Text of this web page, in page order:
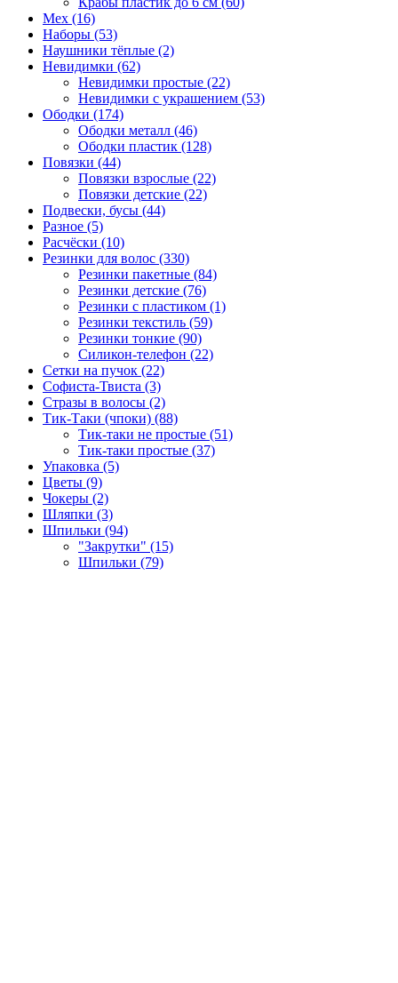
Мех (16)
Наборы (53)
Наушники тёплые (2)
Невидимки (62)
Невидимки простые (22)
Невидимки с украшением (53)
Ободки (174)
Ободки металл (46)
Ободки пластик (128)
Повязки (44)
Повязки взрослые (22)
Повязки детские (22)
Подвески, бусы (44)
Разное (5)
Расчёски (10)
Резинки для волос (330)
Резинки пакетные (84)
Резинки детские (76)
Резинки с пластиком (1)
Резинки текстиль (59)
Резинки тонкие (90)
Силикон-телефон (22)
Сетки на пучок (22)
Софиста-Твиста (3)
Стразы в волосы (2)
Тик-Таки (чпоки) (88)
Тик-таки не простые (51)
Тик-таки простые (37)
Упаковка (5)
Цветы (9)
Чокеры (2)
Шляпки (3)
Шпильки (94)
"Закрутки" (15)
Шпильки (79)